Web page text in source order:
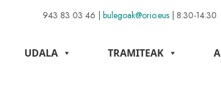
943 83 03 46 | bulegoak@orio.eus | 8:30-14:30
UDALA TRAMITEAK